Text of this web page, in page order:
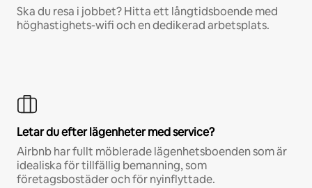
Ska du resa i jobbet? Hitta ett långtidsboende med
höghastighets-wifi och en dedikerad arbetsplats.
Letar du efter lägenheter med service?
Airbnb har fullt möblerade lägenhetsboenden som är
idealiska för tillfällig bemanning, som
företagsbostäder och för nyinflyttade.